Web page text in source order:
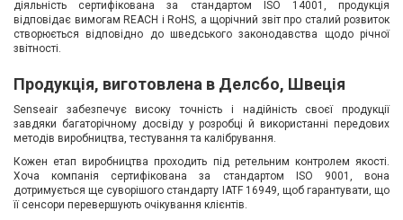
діяльність сертифікована за стандартом ISO 14001, продукція
відповідає вимогам REACH і RoHS, а щорічний звіт про сталий розвиток
створюється відповідно до шведського законодавства щодо річної
звітності.
Продукція, виготовлена в Делсбо, Швеція
Senseair забезпечує високу точність і надійність своєї продукції
завдяки багаторічному досвіду у розробці й використанні передових
методів виробництва, тестування та калібрування.
Кожен етап виробництва проходить під ретельним контролем якості.
Хоча компанія сертифікована за стандартом ISO 9001, вона
дотримується ще суворішого стандарту IATF 16949, щоб гарантувати, що
її сенсори перевершують очікування клієнтів.